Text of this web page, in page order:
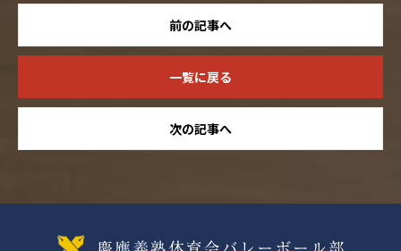
前の記事へ
一覧に戻る
次の記事へ